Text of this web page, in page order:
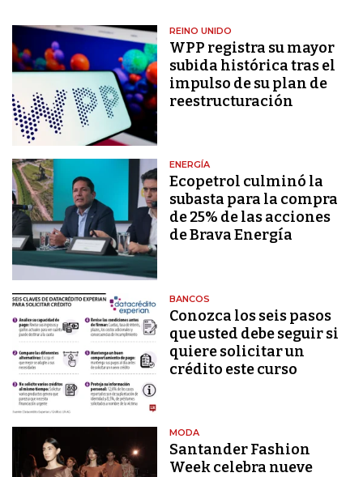
REINO UNIDO
WPP registra su mayor
subida histórica tras el
impulso de su plan de
reestructuración
ENERGÍA
Ecopetrol culminó la
subasta para la compra
de 25% de las acciones
de Brava Energía
BANCOS
Conozca los seis pasos
que usted debe seguir si
quiere solicitar un
crédito este curso
MODA
Santander Fashion
Week celebra nueve